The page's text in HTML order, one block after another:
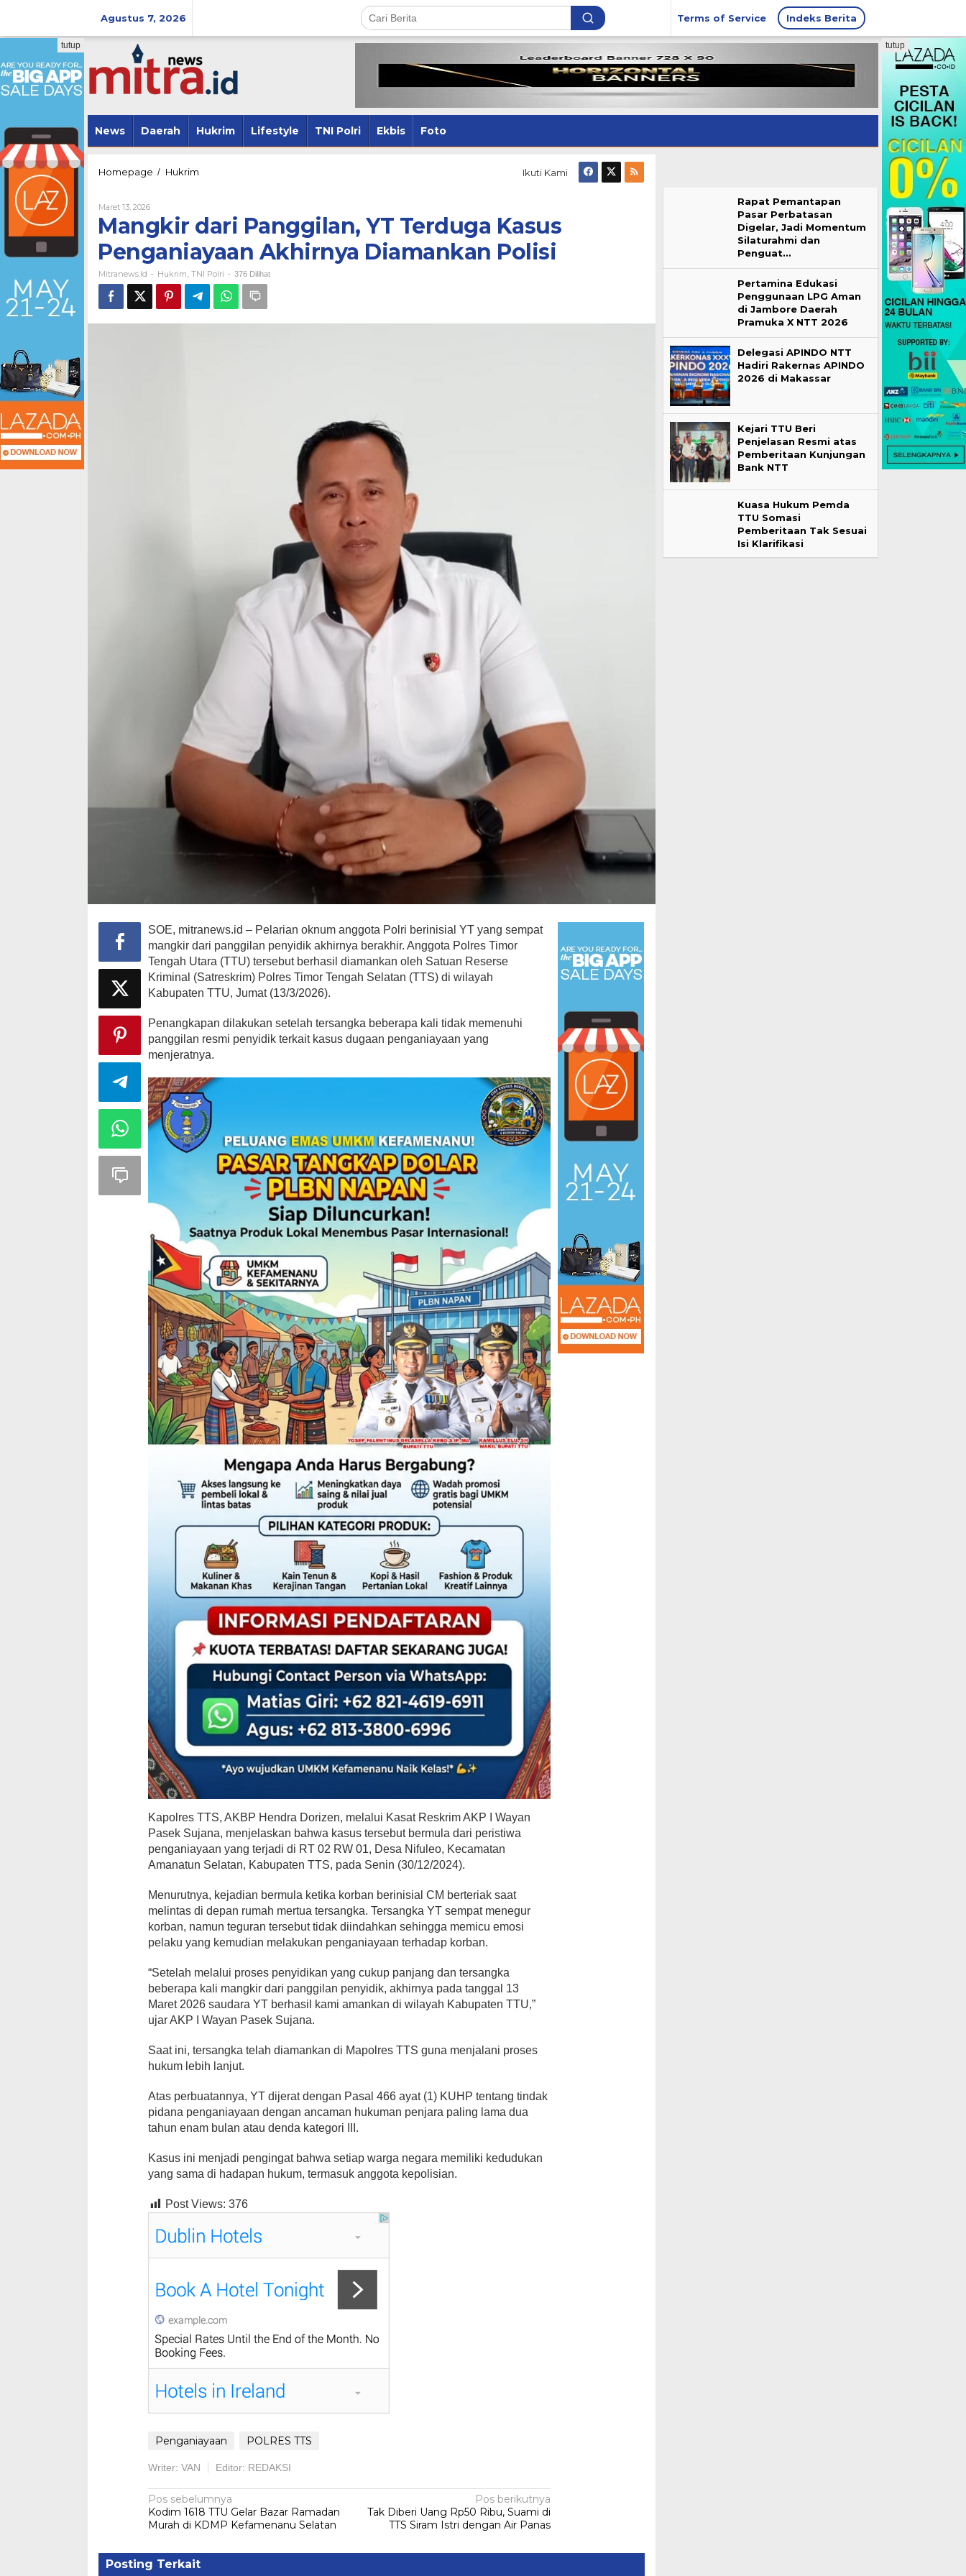
Agustus 7, 2026 Terms of Service Indeks Berita
News Daerah Hukrim Lifestyle TNI Polri Ekbis Foto
tutup tutup
Homepage / Hukrim
Terduga
Kasus
Penganiayaan
Akhirnya
Diamankan
Polisi
Ikuti Kami
Maret 13, 2026Oleh
Mitranews.id
Mangkir dari Panggilan, YT Terduga Kasus
Penganiayaan Akhirnya Diamankan Polisi
Mitranews.id - Hukrim TNI Polri - 376 Dilihat
SOE, mitranews.id – Pelarian oknum anggota Polri berinisial YT yang sempat
mangkir dari panggilan penyidik akhirnya berakhir. Anggota Polres Timor
Tengah Utara (TTU) tersebut berhasil diamankan oleh Satuan Reserse
Kriminal (Satreskrim) Polres Timor Tengah Selatan (TTS) di wilayah
Kabupaten TTU, Jumat (13/3/2026).
Penangkapan dilakukan setelah tersangka beberapa kali tidak memenuhi
panggilan resmi penyidik terkait kasus dugaan penganiayaan yang
menjeratnya.
Kapolres TTS, AKBP Hendra Dorizen, melalui Kasat Reskrim AKP I Wayan
Pasek Sujana, menjelaskan bahwa kasus tersebut bermula dari peristiwa
penganiayaan yang terjadi di RT 02 RW 01, Desa Nifuleo, Kecamatan
Amanatun Selatan, Kabupaten TTS, pada Senin (30/12/2024).
Menurutnya, kejadian bermula ketika korban berinisial CM berteriak saat
melintas di depan rumah mertua tersangka. Tersangka YT sempat menegur
korban, namun teguran tersebut tidak diindahkan sehingga memicu emosi
pelaku yang kemudian melakukan penganiayaan terhadap korban.
“Setelah melalui proses penyidikan yang cukup panjang dan tersangka
beberapa kali mangkir dari panggilan penyidik, akhirnya pada tanggal 13
Maret 2026 saudara YT berhasil kami amankan di wilayah Kabupaten TTU,”
ujar AKP I Wayan Pasek Sujana.
Saat ini, tersangka telah diamankan di Mapolres TTS guna menjalani proses
hukum lebih lanjut.
Atas perbuatannya, YT dijerat dengan Pasal 466 ayat (1) KUHP tentang tindak
pidana penganiayaan dengan ancaman hukuman penjara paling lama dua
tahun enam bulan atau denda kategori III.
Kasus ini menjadi pengingat bahwa setiap warga negara memiliki kedudukan
yang sama di hadapan hukum, termasuk anggota kepolisian.
Post Views: 376
Penganiayaan POLRES TTS
Writer: VAN Editor: REDAKSI
Navigasi
pos
Pos sebelumnya
Kodim 1618 TTU Gelar Bazar Ramadan
Murah di KDMP Kefamenanu Selatan
Pos berikutnya
Tak Diberi Uang Rp50 Ribu, Suami di
TTS Siram Istri dengan Air Panas
Posting Terkait
Rapat Pemantapan
Pasar Perbatasan
Digelar, Jadi Momentum
Silaturahmi dan
Penguat…
Pertamina Edukasi
Penggunaan LPG Aman
di Jambore Daerah
Pramuka X NTT 2026
Delegasi APINDO NTT
Hadiri Rakernas APINDO
2026 di Makassar
Kejari TTU Beri
Penjelasan Resmi atas
Pemberitaan Kunjungan
Bank NTT
Kuasa Hukum Pemda
TTU Somasi
Pemberitaan Tak Sesuai
Isi Klarifikasi